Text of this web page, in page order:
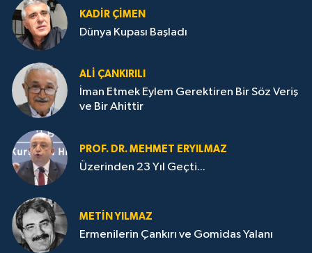
KADIR ÇIMEN
Dünya Kupası Başladı
ALI ÇANKIRILI
İman Etmek Eylem Gerektiren Bir Söz Veriş
ve Bir Ahittir
PROF. DR. MEHMET ERYILMAZ
Üzerinden 23 Yıl Geçti...
METIN YILMAZ
Ermenilerin Çankırı ve Gomidas Yalanı